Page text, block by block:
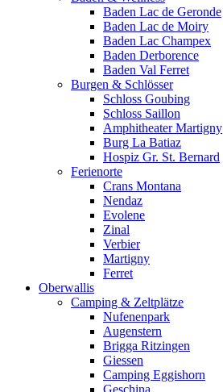
Baden Lac de Geronde
Baden Lac de Moiry
Baden Lac Champex
Baden Derborence
Baden Val Ferret
Burgen & Schlösser
Schloss Goubing
Schloss Saillon
Amphitheater Martigny
Burg La Batiaz
Hospiz Gr. St. Bernard
Ferienorte
Crans Montana
Nendaz
Evolene
Zinal
Verbier
Martigny
Ferret
Oberwallis
Camping & Zeltplätze
Nufenenpark
Augenstern
Brigga Ritzingen
Giessen
Camping Eggishorn
Geschina